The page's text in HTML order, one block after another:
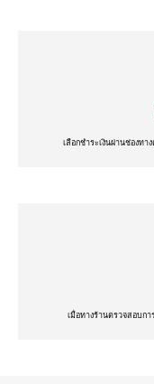
เลือกชำระเงินผ่านช่องท
เมื่อทางร้านตรวจสอบก